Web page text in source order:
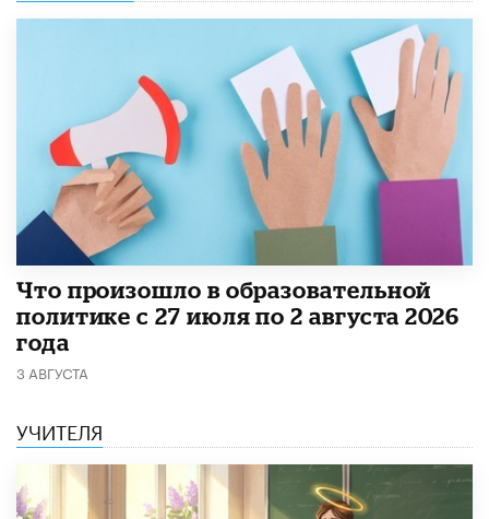
​Что произошло в образовательной
политике с 27 июля по 2 августа 2026
года
3 АВГУСТА
УЧИТЕЛЯ